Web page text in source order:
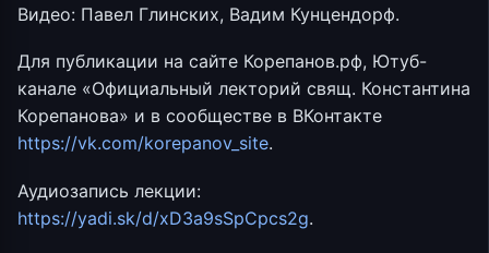
Видео: Павел Глинских, Вадим Кунцендорф.
Для публикации на сайте Корепанов.рф, Ютуб-
канале «Официальный лекторий свящ. Константина
Корепанова» и в сообществе в ВКонтакте
https://vk.com/korepanov_site.
Аудиозапись лекции:
https://yadi.sk/d/xD3a9sSpCpcs2g.